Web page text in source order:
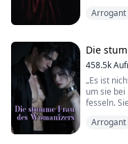
jede
ihnen
satt. Aber
Arrogant
Die
458.5k
„Es ist
um sie
fesseln.
eingehüllt
Arrogant